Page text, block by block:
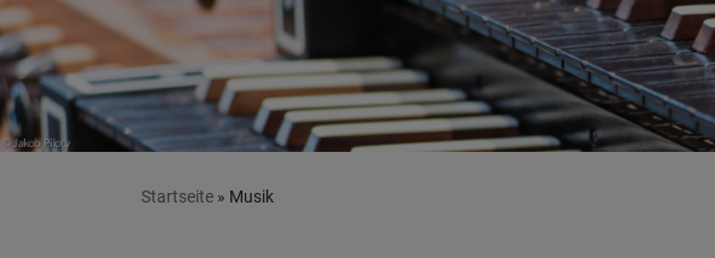
Startseite Musik